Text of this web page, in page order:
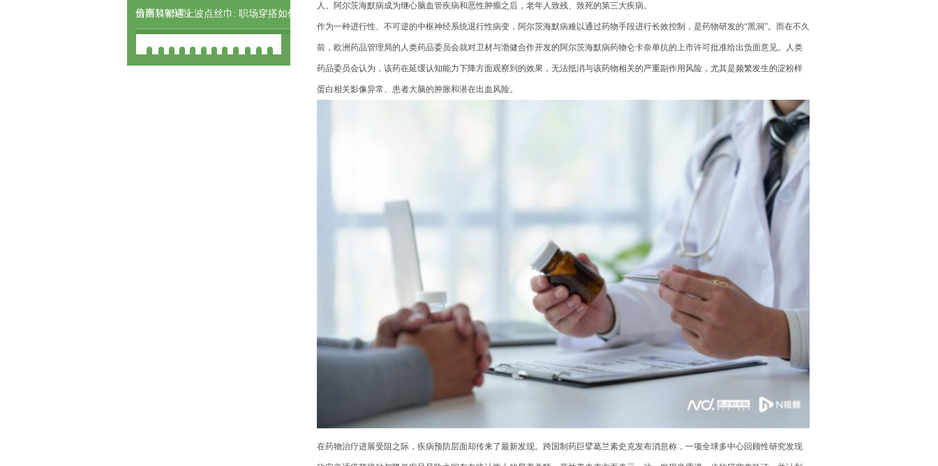
价率119.94%
当西装裙遇上波点丝巾: 职场穿搭如何
人。阿尔茨海默病成为继心脑血管疾病和恶性肿瘤之后，老年人致残、致死的第三大疾病。
作为一种进行性、不可逆的中枢神经系统退行性病变，阿尔茨海默病难以通过药物手段进行长效控制，是药物研发的“黑洞”。而在不久
前，欧洲药品管理局的人类药品委员会就对卫材与渤健合作开发的阿尔茨海默病药物仑卡奈单抗的上市许可批准给出负面意见。人类
药品委员会认为，该药在延缓认知能力下降方面观察到的效果，无法抵消与该药物相关的严重副作用风险，尤其是频繁发生的淀粉样
蛋白相关影像异常、患者大脑的肿胀和潜在出血风险。
在药物治疗进展受阻之际，疾病预防层面却传来了最新发现。跨国制药巨擘葛兰素史克发布消息称，一项全球多中心回顾性研究发现